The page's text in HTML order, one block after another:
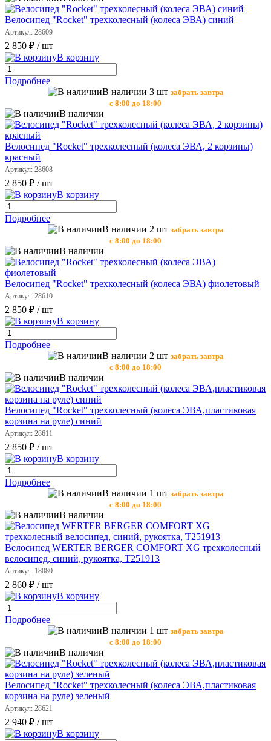
Велосипед "Rocket" трехколесный (колеса ЭВА) синий
Артикул: 28609
2 850 ₽ / шт
В корзину
Подробнее
В наличии 3 шт забрать завтра
с 8:00 до 18:00
В наличии
Велосипед "Rocket" трехколесный (колеса ЭВА, 2 корзины)
красный
Артикул: 28608
2 850 ₽ / шт
В корзину
Подробнее
В наличии 2 шт забрать завтра
с 8:00 до 18:00
В наличии
Велосипед "Rocket" трехколесный (колеса ЭВА) фиолетовый
Артикул: 28610
2 850 ₽ / шт
В корзину
Подробнее
В наличии 2 шт забрать завтра
с 8:00 до 18:00
В наличии
Велосипед "Rocket" трехколесный (колеса ЭВА,пластиковая
корзина на руле) синий
Артикул: 28611
2 850 ₽ / шт
В корзину
Подробнее
В наличии 1 шт забрать завтра
с 8:00 до 18:00
В наличии
Велосипед WERTER BERGER COMFORT XG трехколесный
велосипед, синий, рукоятка, Т251913
Артикул: 18080
2 860 ₽ / шт
В корзину
Подробнее
В наличии 1 шт забрать завтра
с 8:00 до 18:00
В наличии
Велосипед "Rocket" трехколесный (колеса ЭВА,пластиковая
корзина на руле) зеленый
Артикул: 28621
2 940 ₽ / шт
В корзину